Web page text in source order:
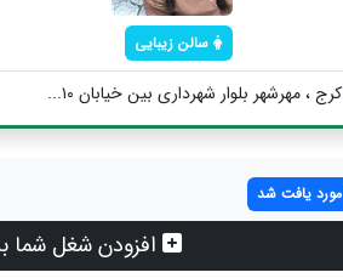
سالن زیبایی
کرج ، مهرشهر بلوار شهرداری بین خیابان ۱۰...
افزودن شغل شما